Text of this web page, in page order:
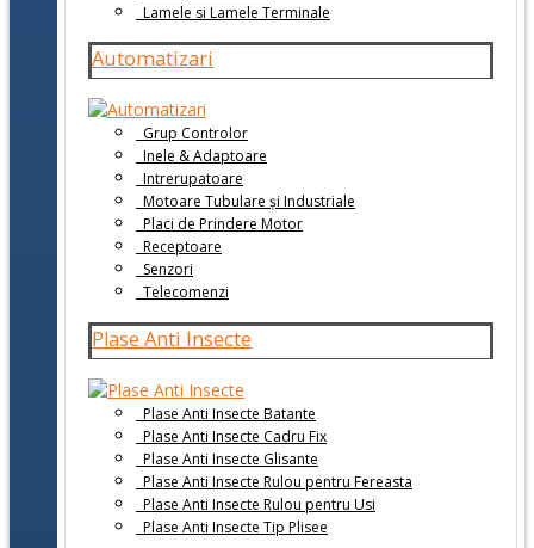
Lamele si Lamele Terminale
Automatizari
Grup Controlor
Inele & Adaptoare
Intrerupatoare
Motoare Tubulare și Industriale
Placi de Prindere Motor
Receptoare
Senzori
Telecomenzi
Plase Anti Insecte
Plase Anti Insecte Batante
Plase Anti Insecte Cadru Fix
Plase Anti Insecte Glisante
Plase Anti Insecte Rulou pentru Fereasta
Plase Anti Insecte Rulou pentru Usi
Plase Anti Insecte Tip Plisee